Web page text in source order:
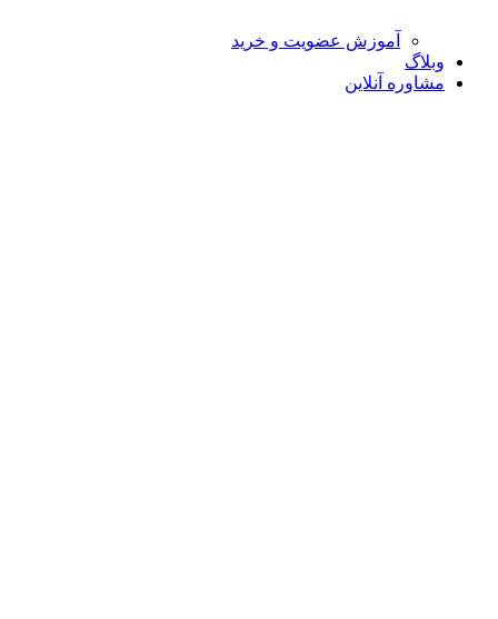
آموزش عضویت و خرید
وبلاگ
مشاوره آنلاین